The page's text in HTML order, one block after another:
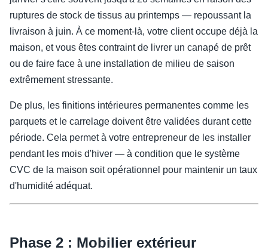
ruptures de stock de tissus au printemps — repoussant la
livraison à juin. À ce moment-là, votre client occupe déjà la
maison, et vous êtes contraint de livrer un canapé de prêt
ou de faire face à une installation de milieu de saison
extrêmement stressante.
De plus, les finitions intérieures permanentes comme les
parquets et le carrelage doivent être validées durant cette
période. Cela permet à votre entrepreneur de les installer
pendant les mois d'hiver — à condition que le système
CVC de la maison soit opérationnel pour maintenir un taux
d'humidité adéquat.
Phase 2 : Mobilier extérieur